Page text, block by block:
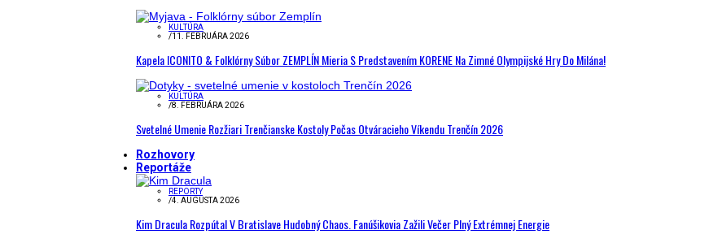
KULTÚRA
/11. FEBRUÁRA 2026
Kapela ICONITO & Folklórny Súbor ZEMPLÍN Mieria S Predstavením KORENE Na Zimné Olympijské Hry Do Milána!
KULTÚRA
/8. FEBRUÁRA 2026
Svetelné Umenie Rozžiari Trenčianske Kostoly Počas Otváracieho Víkendu Trenčín 2026
Rozhovory
Reportáže
REPORTY
/4. AUGUSTA 2026
Kim Dracula Rozpútal V Bratislave Hudobný Chaos. Fanúšikovia Zažili Večer Plný Extrémnej Energie